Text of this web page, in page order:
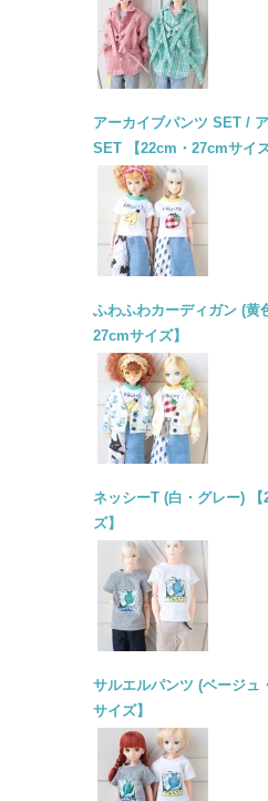
アーカイブパンツ SET /
SET 【22cm・27cmサイズ
ふわふわカーディガン (黄
27cmサイズ】
ネッシーT (白・グレー)
ズ】
サルエルパンツ (ベージュ
サイズ】